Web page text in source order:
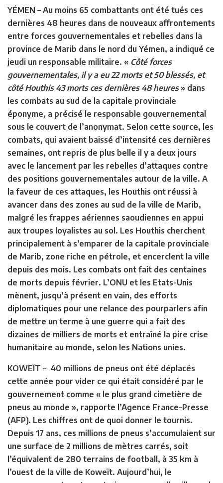
YÉMEN – Au moins 65 combattants ont été tués ces
dernières 48 heures dans de nouveaux affrontements
entre forces gouvernementales et rebelles dans la
province de Marib dans le nord du Yémen, a indiqué ce
jeudi un responsable militaire. « Côté forces
gouvernementales, il y a eu 22 morts et 50 blessés, et
côté Houthis 43 morts ces dernières 48 heures» dans
les combats au sud de la capitale provinciale
éponyme, a précisé le responsable gouvernemental
sous le couvert de l’anonymat. Selon cette source, les
combats, qui avaient baissé d’intensité ces dernières
semaines, ont repris de plus belle il y a deux jours
avec le lancement par les rebelles d’attaques contre
des positions gouvernementales autour de la ville. A
la faveur de ces attaques, les Houthis ont réussi à
avancer dans des zones au sud de la ville de Marib,
malgré les frappes aériennes saoudiennes en appui
aux troupes loyalistes au sol. Les Houthis cherchent
principalement à s’emparer de la capitale provinciale
de Marib, zone riche en pétrole, et encerclent la ville
depuis des mois. Les combats ont fait des centaines
de morts depuis février. L’ONU et les Etats-Unis
mènent, jusqu’à présent en vain, des efforts
diplomatiques pour une relance des pourparlers afin
de mettre un terme à une guerre qui a fait des
dizaines de milliers de morts et entraîné la pire crise
humanitaire au monde, selon les Nations unies.
KOWEÏT – 40 millions de pneus ont été déplacés
cette année pour vider ce qui était considéré par le
gouvernement comme « le plus grand cimetière de
pneus au monde », rapporte l’Agence France-Presse
(AFP). Les chiffres ont de quoi donner le tournis.
Depuis 17 ans, ces millions de pneus s’accumulaient sur
une surface de 2 millions de mètres carrés, soit
l’équivalent de 280 terrains de football, à 35 km à
l’ouest de la ville de Koweït. Aujourd’hui, le